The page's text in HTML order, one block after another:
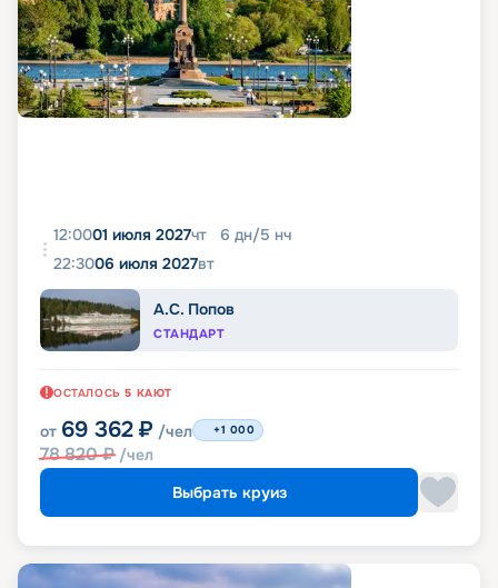
12:0001 июля 2027чт 6 дн/5 нч
22:3006 июля 2027вт
А.С. Попов
СТАНДАРТ
ОСТАЛОСЬ 5 КАЮТ
от 69 362 ₽ /чел
78 820₽ /чел
+1 000
Выбрать круиз